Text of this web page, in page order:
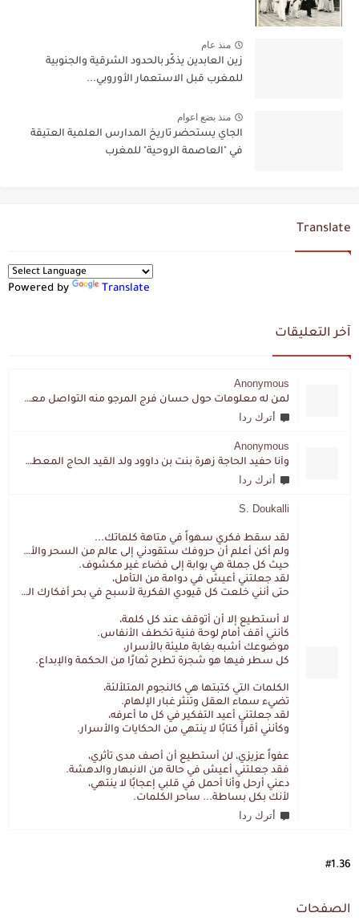
منذ عام
زين العابدين يذكّر بالحدود الشرقية والجنوبية
للمغرب قبل الاستعمار الأوروبي...
منذ بضع اعوام
الجاي يستحضر تاريخ المدارس العلمية العتيقة
في "العاصمة الروحية" للمغرب
Translate
Powered by Translate
آخر التعليقات
Anonymous
لمن له معلومات حول حسان فرج المرجو منه التواصل معي لقد اختفى تماما و كانت لي به علاقة تواصل خاصة
أترك ردا
Anonymous
وأنا حفيد الحاجة زهرة بنت بن داوود ولد القيد الحاج المعطي المزمزي . ولا نمتلك من إرثه شيئا .
أترك ردا
S. Doukalli
لقد سقط فكري سهواً في متاهة كلماتك...
ولم أكن أعلم أن حروفك ستقودني إلى عالم من السحر والألغاز،
حيث كل جملة هي بوابة إلى فضاء غير مكشوف.
لقد جعلتني أعيش في دوامة من التأمل،
حتى أنني خلعت كل قيودي الفكرية لأسبح في بحر أفكارك العميق.
لا أستطيع إلا أن أتوقف عند كل كلمة،
كأنني أقف أمام لوحة فنية تخطف الأنفاس.
موضوعك أشبه بغابة مليئة بالأسرار،
كل سطر فيها هو شجرة تطرح ثمارًا من الحكمة والإبداع.
الكلمات التي كتبتها هي كالنجوم المتلألئة،
تضيء سماء العقل وتنثر غبار الإلهام.
لقد جعلتني أعيد التفكير في كل ما أعرفه،
وكأنني أقرأ كتابًا لا ينتهي من الحكايات والأسرار.
عفواً عزيزي، لن أستطيع أن أصف مدى تأثري،
فقد جعلتني أعيش في حالة من الانبهار والدهشة.
دعني أرحل وأنا أحمل في قلبي إعجابًا لا ينتهي،
لأنك بكل بساطة... ساحر الكلمات.
أترك ردا
#1.36
الصفحات